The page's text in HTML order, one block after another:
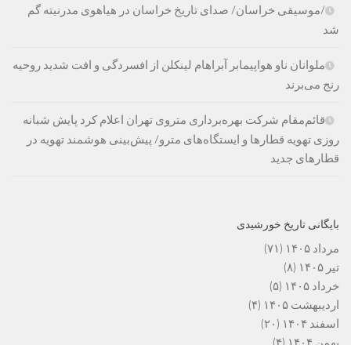
/موسیقی خراسان/ صدای تاریخ خراسان در هیاهوی مدرنیته گم
شد
ملوانان ناو هواپیمابر آبراهام لینکلن از افسردگی و افت شدید روحیه
رنج می‌برند
قائم‌مقام شرکت بهره‌برداری متروی تهران اعلام کرد پایش شبانه
روزی تهویه قطارها و ایستگاه‌های مترو/ پیش‌بینی هوشمند تهویه در
قطارهای جدید
بایگانی تاریخ خورشیدی
مرداد ۱۴۰۵
(۷۱)
تیر ۱۴۰۵
(۸)
خرداد ۱۴۰۵
(۵)
اردیبهشت ۱۴۰۵
(۴)
اسفند ۱۴۰۴
(۲۰)